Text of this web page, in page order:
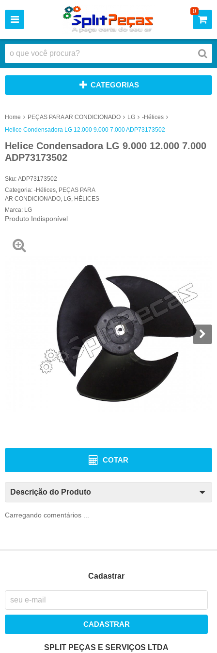
0
CATEGORIAS
Home PEÇAS PARA AR CONDICIONADO LG
-Hélices
Helice Condensadora LG 12.000 9.000 7.000 ADP73173502
Helice Condensadora LG 9.000 12.000 7.000
ADP73173502
Sku: ADP73173502
Categoria: -Hélices PEÇAS PARA
AR CONDICIONADO LG HÉLICES
Marca: LG
Produto Indisponível
COTAR
Descrição do Produto
Carregando comentários ...
Cadastrar
CADASTRAR
SPLIT PEÇAS E SERVIÇOS LTDA